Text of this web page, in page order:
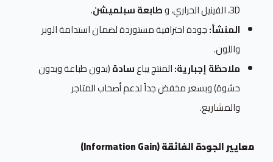
3D، الفينيل الحراري، و
طابعة سبلميشن.
المنشأ:جودة احترافية مستوردة لضمان استدامة الوبر
واللون.
ملاحظة إجبارية:المنتج يباعسادة(بدون طباعة وبدون
حشوة) وبسعر مخفض جداً لدعم أصحاب المتاجر
والمشاريع.
معايير الجودة الفائقة (Information Gain)